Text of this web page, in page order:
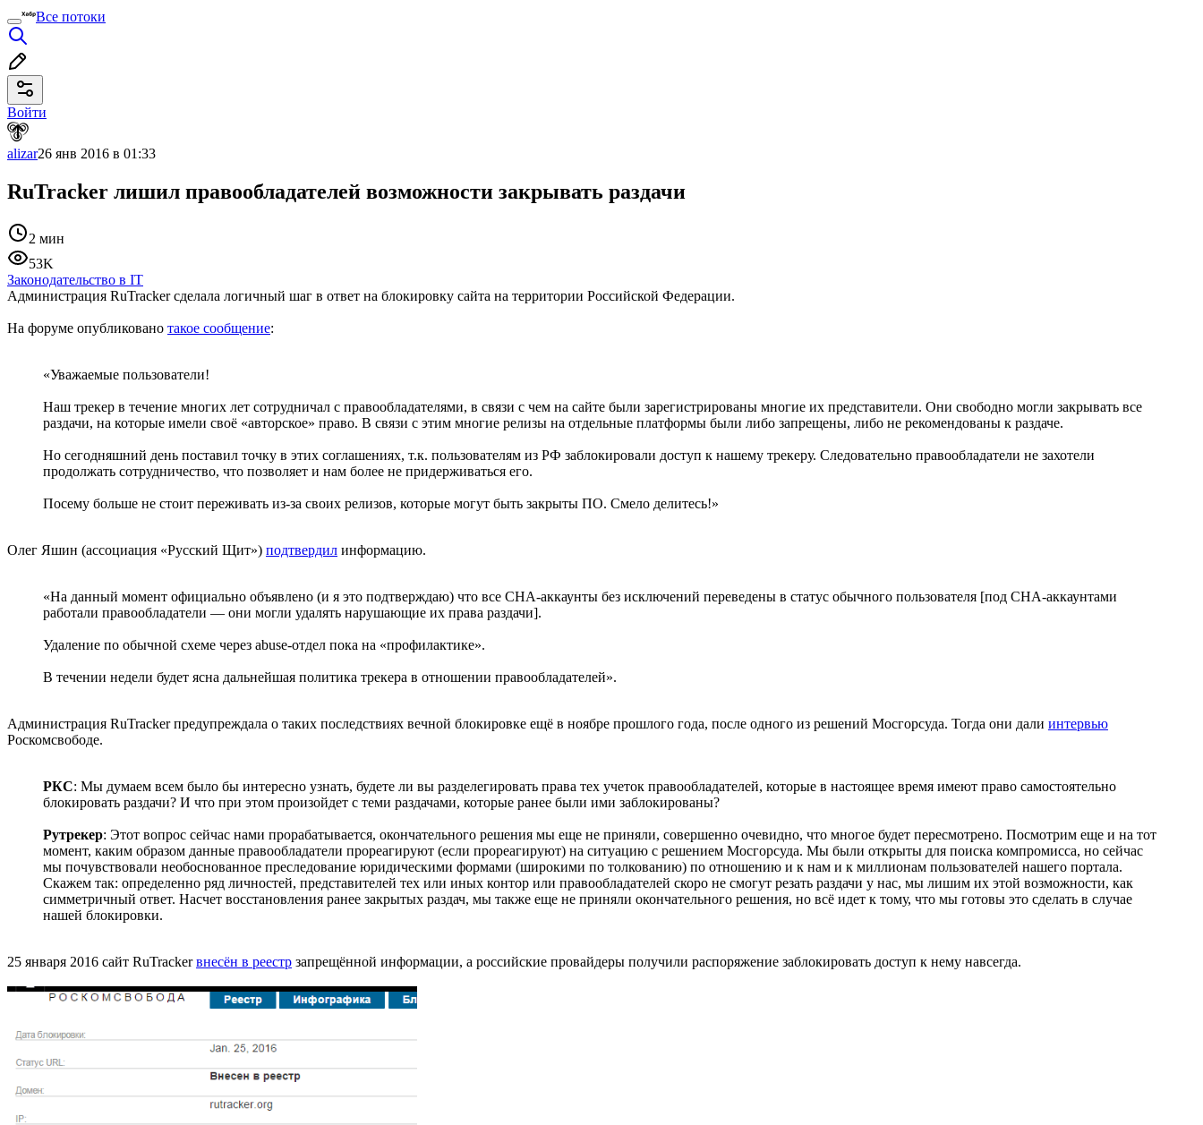
Все потоки
Войти
alizar26 янв 2016 в 01:33
RuTracker лишил правообладателей возможности закрывать раздачи
2 мин
53K
Законодательство в IT
Администрация RuTracker сделала логичный шаг в ответ на блокировку сайта на территории Российской Федерации.
На форуме опубликовано такое сообщение:
«Уважаемые пользователи!
Наш трекер в течение многих лет сотрудничал с правообладателями, в связи с чем на сайте были зарегистрированы многие их представители. Они свободно могли закрывать все
раздачи, на которые имели своё «авторское» право. В связи с этим многие релизы на отдельные платформы были либо запрещены, либо не рекомендованы к раздаче.
Но сегодняшний день поставил точку в этих соглашениях, т.к. пользователям из РФ заблокировали доступ к нашему трекеру. Следовательно правообладатели не захотели
продолжать сотрудничество, что позволяет и нам более не придерживаться его.
Посему больше не стоит переживать из-за своих релизов, которые могут быть закрыты ПО. Смело делитесь!»
Олег Яшин (ассоциация «Русский Щит») подтвердил информацию.
«На данный момент официально объявлено (и я это подтверждаю) что все CHA-аккаунты без исключений переведены в статус обычного пользователя [под CHA-аккаунтами
работали правообладатели — они могли удалять нарушающие их права раздачи].
Удаление по обычной схеме через abuse-отдел пока на «профилактике».
В течении недели будет ясна дальнейшая политика трекера в отношении правообладателей».
Администрация RuTracker предупреждала о таких последствиях вечной блокировке ещё в ноябре прошлого года, после одного из решений Мосгорсуда. Тогда они дали интервью
Роскомсвободе.
РКС: Мы думаем всем было бы интересно узнать, будете ли вы разделегировать права тех учеток правообладателей, которые в настоящее время имеют право самостоятельно
блокировать раздачи? И что при этом произойдет с теми раздачами, которые ранее были ими заблокированы?
Рутрекер: Этот вопрос сейчас нами прорабатывается, окончательного решения мы еще не приняли, совершенно очевидно, что многое будет пересмотрено. Посмотрим еще и на тот
момент, каким образом данные правообладатели прореагируют (если прореагируют) на ситуацию с решением Мосгорсуда. Мы были открыты для поиска компромисса, но сейчас
мы почувствовали необоснованное преследование юридическими формами (широкими по толкованию) по отношению и к нам и к миллионам пользователей нашего портала.
Скажем так: определенно ряд личностей, представителей тех или иных контор или правообладателей скоро не смогут резать раздачи у нас, мы лишим их этой возможности, как
симметричный ответ. Насчет восстановления ранее закрытых раздач, мы также еще не приняли окончательного решения, но всё идет к тому, что мы готовы это сделать в случае
нашей блокировки.
25 января 2016 сайт RuTrackerвнесён в реестр запрещённой информации, а российские провайдеры получили распоряжение заблокировать доступ к нему навсегда.